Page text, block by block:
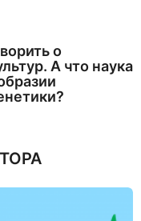
о
А что наука